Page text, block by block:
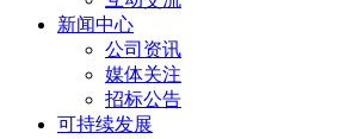
新闻中心
公司资讯
媒体关注
招标公告
可持续发展